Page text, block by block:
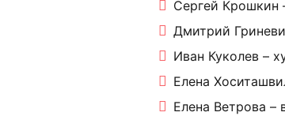
Сергей Крошкин
Дмитрий
Иван Куколев –
Елена
Елена Ветрова –